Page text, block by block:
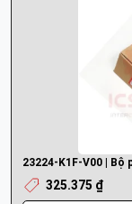
23224-K1F-V00 |
325.375 ₫